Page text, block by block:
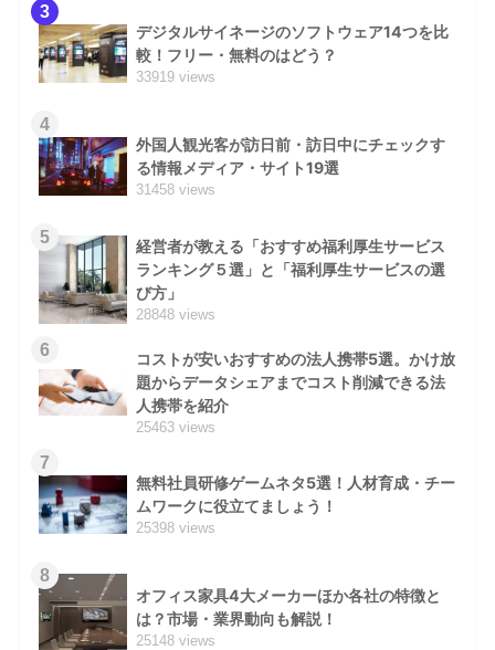
3
デジタルサイネージのソフトウェア14つを比
較！フリー・無料のはどう？
33919 views
4
外国人観光客が訪日前・訪日中にチェックす
る情報メディア・サイト19選
31458 views
5
経営者が教える「おすすめ福利厚生サービス
ランキング５選」と「福利厚生サービスの選
び方」
28848 views
6
コストが安いおすすめの法人携帯5選。かけ放
題からデータシェアまでコスト削減できる法
人携帯を紹介
25463 views
7
無料社員研修ゲームネタ5選！人材育成・チー
ムワークに役立てましょう！
25398 views
8
オフィス家具4大メーカーほか各社の特徴と
は？市場・業界動向も解説！
25148 views